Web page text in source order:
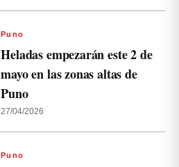
Puno
Heladas empezarán este 2 de
mayo en las zonas altas de
Puno
27/04/2026
Puno